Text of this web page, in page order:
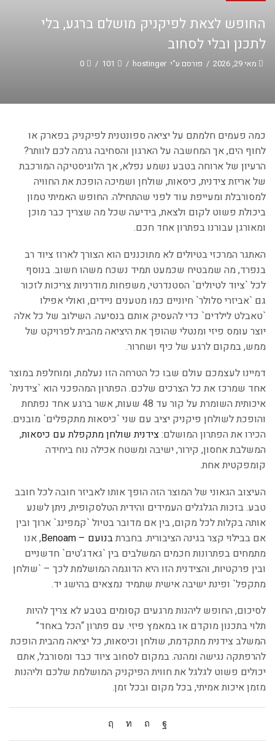
החופש לצאת לפיקניק מושלם ברגע, בלי
לתכנן ובלי לסחוב
מאי 29, 2026 / פורסם ע"י hostinger
/
101
/
0
כמה פעמים חלמתם על יציאה ספונטנית לפיקניק בפארק או
לחוף הים, אך המחשבה על הארגון והסחיבה גרמה לכם לוותר?
הרעיון של ארוחה בטבע נשמע נפלא, אך הלוגיסטיקה המורכבת
של אריזת צידנית, כיסאות, שולחן ושמיכה הופכת את החוויה
למסורבלת ומעייפת עוד לפני שהתחילה. החופש האמיתי טמון
ביכולת פשוט לקום ולצאת, בידיעה שכל מה שצריך כבר מוכן
ומאורגן עבורנו בפתרון אחד חכם.
האתגר המרכזי בטיולים לא מתוכננים הוא הצורך לארוז ציוד רב
בנפרד, מה שמבטיח שכמעט תמיד נשכח משהו חשוב. בנוסף
לכל `ציוד לטיולים` הסטנדרטי, משפחות מודרניות צריכות לזכור
גם `אביזרי סלולר` חיוניים כמו מטענים ניידים, ואולי אפילו
`טאבלט לילדים` כדי להעסיק אותם בנסיעה. השילוב של כל אלה
יוצר עומס פיזי ומנטלי שהופך את היציאה מהבית לפרויקט של
ממש, במקום לרגע של כיף ושחרור.
דמיינו לעצמכם עולם שבו כל הטרחה הזו נעלמת, ומוחלפת במוצר
אחד שמרכז את כל הצרכים שלכם. הפתרון המהפכני הוא `צידנית`
איכותית השומרת על קור עד 48 שעות, אשר ברגע אחד נפתחת
והופכת לשולחן פיקניק יציב עם שני `כיסאות מתקפלים` מובנים.
הכירו את הפתרון המושלם:צידנית שולחן מתקפלת עם כיסאות,
המשלבת אחסון, קירור, ישיבה ומשטח אכילה נוח ביחידה
קומפקטית אחת.
העיצוב הגאוני של המוצר הזה הופך אותו לאביזר חובה לכל חובב
טבע. בזכות הגלגלים העמידים והידית הטלסקופית, ניתן לשנע
אותה בקלות לכל מקום, בין אם מדובר בטיול `קמפינג` ארוך ובין
אם בבילוי קצר בגינה הציבורית. בחברתבנועם – Benoam
, אנו
מתמחים בפתרונות חכמים המשלבים בין `גאדג’טים` חדשניים
ובין פרקטיות, והצידנית הזו היא הדוגמה המושלמת לכך – `שולחן
מתקפל` ופינת ישיבה אישית שתמיד נמצאים בהישג יד.
לסיכום, החופש ליהנות מרגעים קסומים בטבע לא צריך להיות
תלוי בתכנון מוקדם או במאמץ פיזי. עם פתרון “הכל באחד”
המשלב צידנית מתקדמת, שולחן וכיסאות, כל יציאה מהבית הופכת
להרפתקה נגישה ומהנה. במקום לסחוב ציוד כבד ומסורבל, אתם
יכולים פשוט לגלגל את חווית הפיקניק המושלמת שלכם וליהנות
מזמן איכות אמיתי, בכל מקום ובכל זמן.